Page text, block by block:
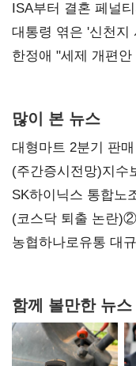
ISA부터 결혼 페널
챙기기'
대통령 엮은 '신천
한정애 "세제 개편
많이 본 뉴스
대형마트 2분기 판
(주간증시전망)지
SK하이닉스 통합노
불만 확산
(코스닥 퇴출 논란
당장 퇴출?…시간만
농협하나로유통 대
함께 볼만한 뉴스